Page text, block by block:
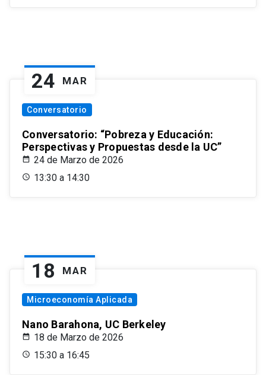
24 MAR
Conversatorio
Conversatorio: “Pobreza y Educación:
Perspectivas y Propuestas desde la UC”
24 de Marzo de 2026
13:30 a 14:30
18 MAR
Microeconomía Aplicada
Nano Barahona, UC Berkeley
18 de Marzo de 2026
15:30 a 16:45